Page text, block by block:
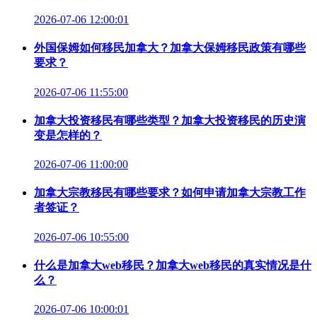
2026-07-06 12:00:01
外国保姆如何移民加拿大？加拿大保姆移民政策有哪些
要求？
2026-07-06 11:55:00
加拿大投资移民有哪些类型？加拿大投资移民的历史演
变是怎样的？
2026-07-06 11:00:00
加拿大宗教移民有哪些要求？如何申请加拿大宗教工作
者签证？
2026-07-06 10:55:00
什么是加拿大web移民？加拿大web移民的真实情况是什
么？
2026-07-06 10:00:01